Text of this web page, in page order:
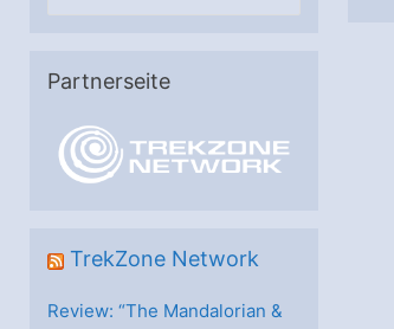
e
e
Partnerseite
TrekZone Network
Review: “The Mandalorian &